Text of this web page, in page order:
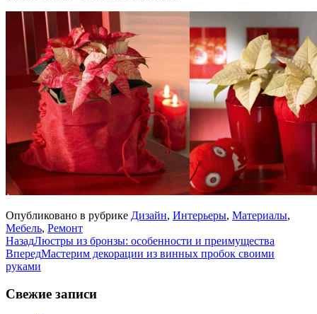
Опубликовано в рубрике Дизайн, Интерьеры, Материалы,
Мебель, Ремонт
НазадЛюстры из бронзы: особенности и преимущества
ВпередМастерим декорации из винных пробок своими
руками
Свежие записи